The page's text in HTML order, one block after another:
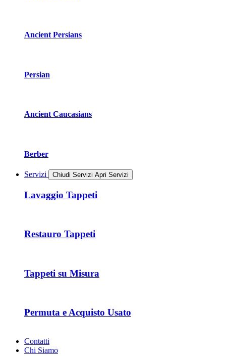
Ancient Persians
Persian
Ancient Caucasians
Berber
Servizi Chiudi Servizi Apri Servizi
Lavaggio Tappeti
Restauro Tappeti
Tappeti su Misura
Permuta e Acquisto Usato
Contatti
Chi Siamo